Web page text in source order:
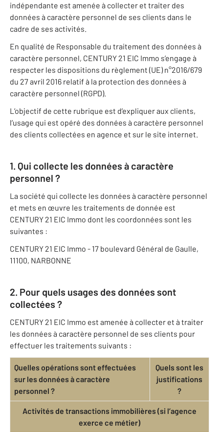
indépendante est amenée à collecter et traiter des
données à caractère personnel de ses clients dans le
cadre de ses activités.
En qualité de Responsable du traitement des données à
caractère personnel, CENTURY 21 EIC Immo s’engage à
respecter les dispositions du règlement (UE) n°2016/679
du 27 avril 2016 relatif à la protection des données à
caractère personnel (RGPD).
L’objectif de cette rubrique est d’expliquer aux clients,
l’usage qui est opéré des données à caractère personnel
des clients collectées en agence et sur le site internet.
1. Qui collecte les données à caractère
personnel ?
La société qui collecte les données à caractère personnel
et mets en œuvre les traitements de donnée est
CENTURY 21 EIC Immo dont les coordonnées sont les
suivantes :
CENTURY 21 EIC Immo - 17 boulevard Général de Gaulle,
11100, NARBONNE
2. Pour quels usages des données sont
collectées ?
CENTURY 21 EIC Immo est amenée à collecter et à traiter
les données à caractère personnel de ses clients pour
effectuer les traitements suivants :
Quelles opérations sont effectuées
sur les données à caractère
personnel ?
Quels sont les
justifications
?
Activités de transactions immobilières (si l’agence
exerce ce métier)